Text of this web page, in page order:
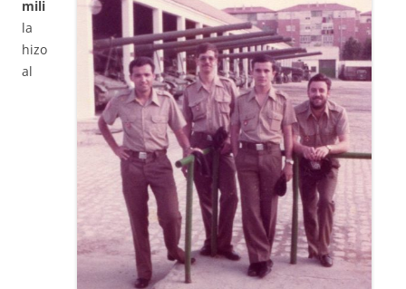
mili
la
hizo
al